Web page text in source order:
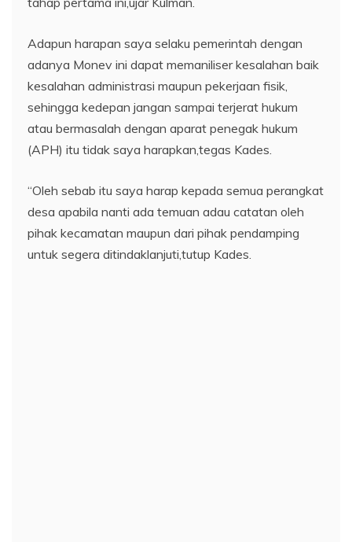
Adapun harapan saya selaku pemerintah dengan
adanya Monev ini dapat memaniliser kesalahan baik
kesalahan administrasi maupun pekerjaan fisik,
sehingga kedepan jangan sampai terjerat hukum
atau bermasalah dengan aparat penegak hukum
(APH) itu tidak saya harapkan,tegas Kades.
“Oleh sebab itu saya harap kepada semua perangkat
desa apabila nanti ada temuan adau catatan oleh
pihak kecamatan maupun dari pihak pendamping
untuk segera ditindaklanjuti,tutup Kades.